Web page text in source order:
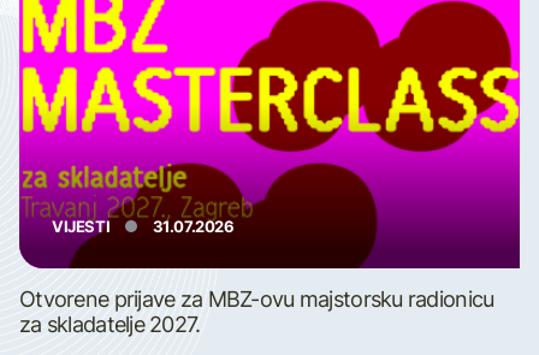
VIJESTI 31.07.2026
Otvorene prijave za MBZ-ovu majstorsku radionicu
za skladatelje 2027.